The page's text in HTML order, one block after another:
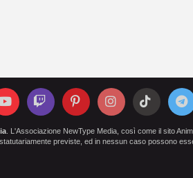
. L'Associazione NewType Media, così come il sito
previste, ed in nessun caso possono